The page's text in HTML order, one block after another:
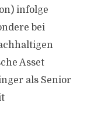
infolge
bei
Asset
als Senior